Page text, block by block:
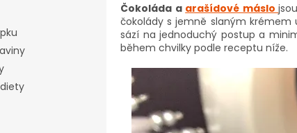
Čokoláda a arašídové máslo
čokolády s jemně slaným
sází na jednoduchý postup a
během chvilky podle receptu níže.